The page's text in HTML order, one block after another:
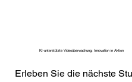
KI-unterstützte Videoüberwachung: Innovation in Aktion
Erleben Sie die nächste